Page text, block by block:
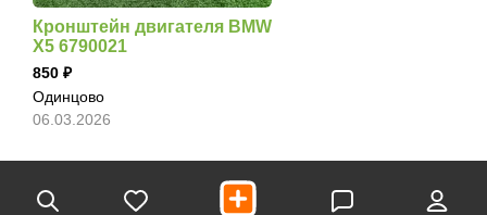
Кронштейн двигателя BMW
X5 6790021
850
Одинцово
06.03.2026